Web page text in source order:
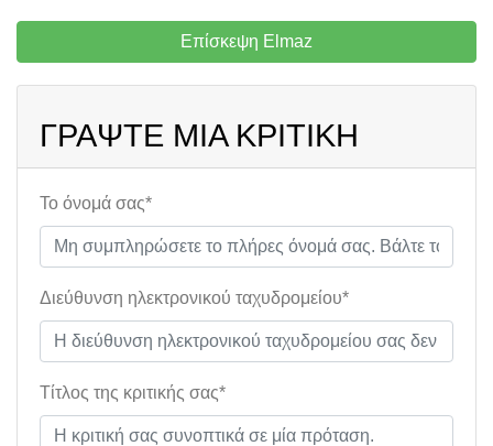
Επίσκεψη Elmaz
ΓΡΆΨΤΕ ΜΙΑ ΚΡΙΤΙΚΉ
Το όνομά σας*
Διεύθυνση ηλεκτρονικού ταχυδρομείου*
Τίτλος της κριτικής σας*